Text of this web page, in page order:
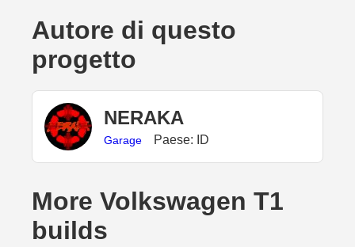
Autore di questo
progetto
NERAKA
Garage Paese: ID
More Volkswagen T1
builds